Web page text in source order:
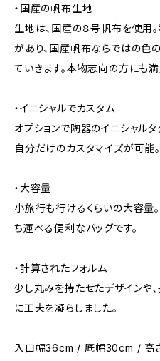
・国産の帆布生地
生地は、国産の８号帆布を使用
があり、国産帆布ならではの色
ていきます。本物志向の方にも
・イニシャルでカスタム
オプションで陶器のイニシャルタ
自分だけのカスタマイズが可能
・大容量
小旅行も行けるくらいの大容量
ち運べる便利なバッグです。
・計算されたフォルム
少し丸みを持たせたデザインや
に工夫を凝らしました。
入口幅36cm / 底幅30cm / 高